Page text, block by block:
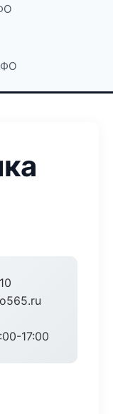
ФО
17:00